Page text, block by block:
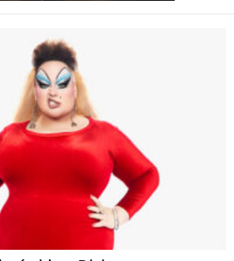
Divine em espetáculo Off-
Broadway que estreia em
Nova York sobre a trajetória
da lendária drag queen